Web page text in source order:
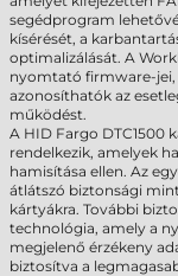
segédprogram
kísérését, a
optimalizálását. A
nyomtató firmware-jei,
azonosíthatók az
működést.
A HID Fargo
rendelkezik, amelyek
hamisítása ellen. Az
átlátszó biztonsági
kártyákra. További
technológia, amely a
megjelenő érzékeny
biztosítva a